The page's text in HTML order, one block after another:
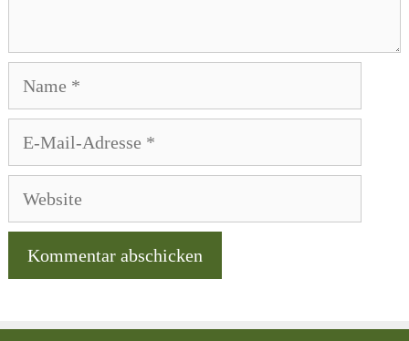
Website